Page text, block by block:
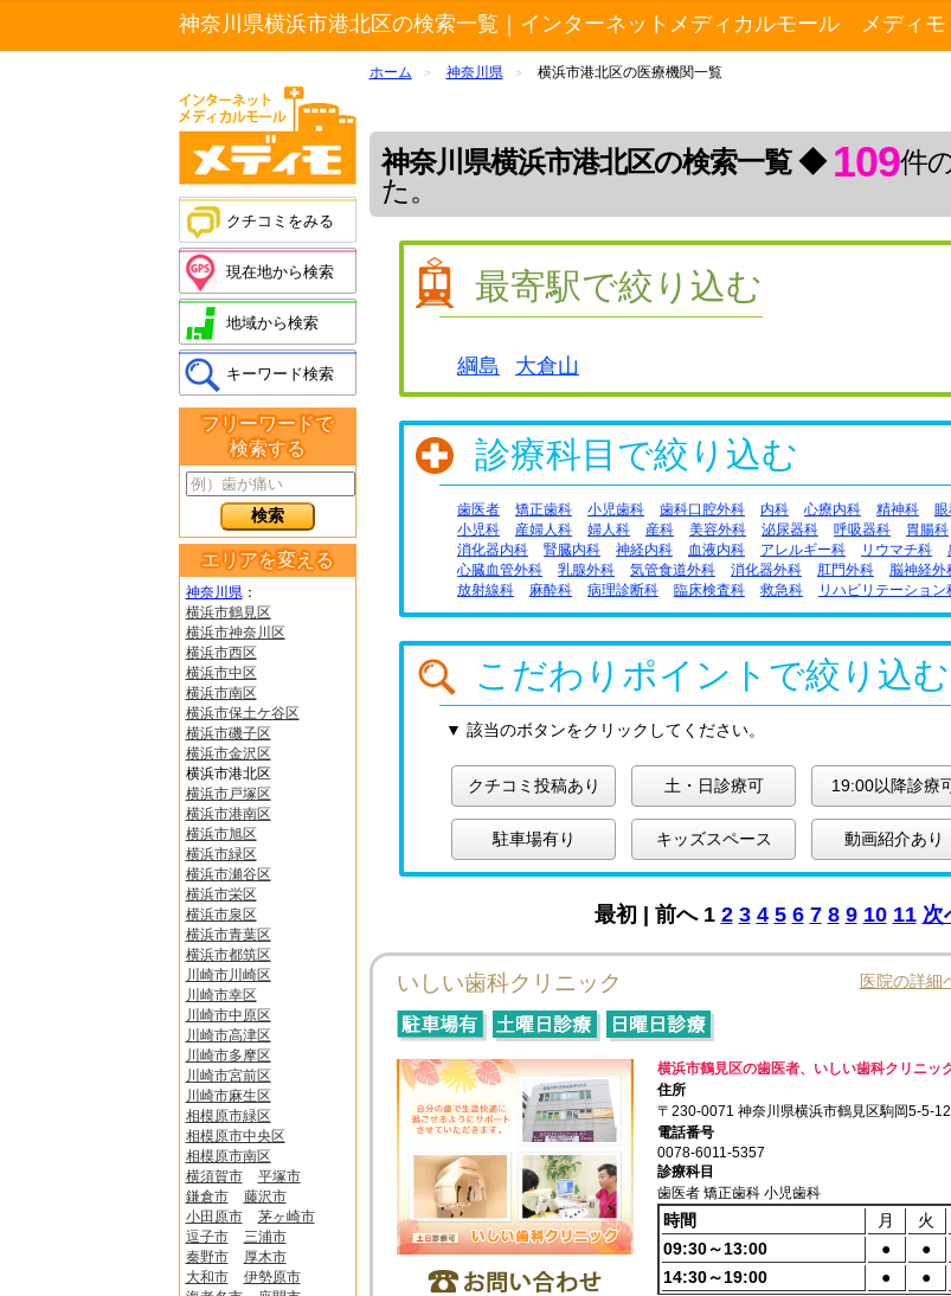
神奈川県横浜市港北区の検索一覧｜インターネットメディカルモール メディモ
クチコミをみる
現在地から検索
地域から検索
キーワード検索
フリーワードで
検索する
エリアを変える
神奈川県：
横浜市鶴見区
横浜市神奈川区
横浜市西区
横浜市中区
横浜市南区
横浜市保土ケ谷区
横浜市磯子区
横浜市金沢区
横浜市港北区
横浜市戸塚区
横浜市港南区
横浜市旭区
横浜市緑区
横浜市瀬谷区
横浜市栄区
横浜市泉区
横浜市青葉区
横浜市都筑区
川崎市川崎区
川崎市幸区
川崎市中原区
川崎市高津区
川崎市多摩区
川崎市宮前区
川崎市麻生区
相模原市緑区
相模原市中央区
相模原市南区
横須賀市
平塚市
鎌倉市
藤沢市
小田原市
茅ヶ崎市
逗子市
三浦市
秦野市
厚木市
大和市
伊勢原市
ホーム > 神奈川県 > 横浜市港北区の医療機関一覧
神奈川県横浜市港北区の検索一覧 ◆ 109件
た。
最寄駅で絞り込む
綱島 大倉山
診療科目で絞り込む
歯医者 矯正歯科 小児歯科 歯科口腔外科 内科 心療内科 精神科
小児科
産婦人科 婦人科 産科 美容外科 泌尿器科 呼吸器科 胃腸科
消化器内科
腎臓内科 神経内科 血液内科 アレルギー科 リウマチ科
心臓血管外科
乳腺外科 気管食道外科 消化器外科 肛門外科 脳神経外
放射線科
麻酔科 病理診断科 臨床検査科 救急科 リハビリテーション
こだわりポイントで絞り込む
▼ 該当のボタンをクリックしてください。
クチコミ投稿あり 土・日診療可 19:00以降診療
駐車場有り キッズスペース 動画紹介あり
最初 | 前へ 1 2 3 4 5 6 7 8 9 10 11 次
いしい歯科クリニック 医院の詳細
横浜市鶴見区の歯医者、いしい歯科クリニッ
住所
〒230-0071 神奈川県横浜市鶴見区駒岡5-5-
電話番号
0078-6011-5357
診療科目
歯医者 矯正歯科 小児歯科
時間 月 火
09:30～13:00
● ●
14:30～19:00
● ●